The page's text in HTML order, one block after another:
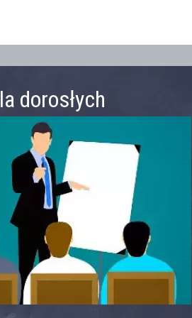
dorosłych